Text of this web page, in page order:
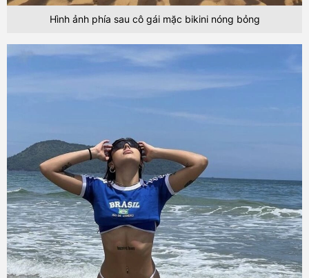
Hình ảnh phía sau cô gái mặc bikini nóng bỏng